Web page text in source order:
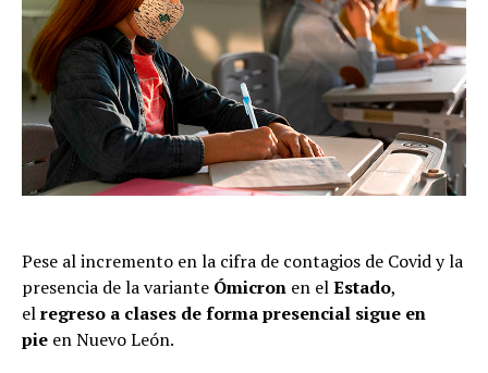
Pese al incremento en la cifra de contagios de Covid y la
presencia de la variante Ómicron en elEstado,
elregreso a clases de forma presencial sigue en
pie en Nuevo León.